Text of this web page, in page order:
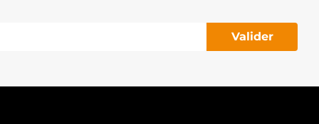
Valider